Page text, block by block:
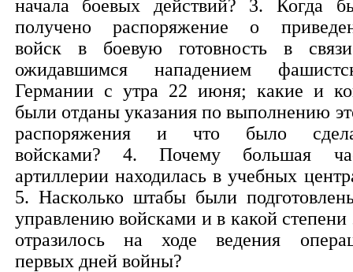
начала боевых действий? 3. Когда
получено распоряжение о
войск в боевую готовность в
ожидавшимся нападением
Германии с утра 22 июня; какие и
были отданы указания по выполнению
распоряжения и что было
войсками? 4. Почему большая
артиллерии находилась в учебных
5. Насколько штабы были
управлению войсками и в какой степени
отразилось на ходе ведения
первых дней войны?